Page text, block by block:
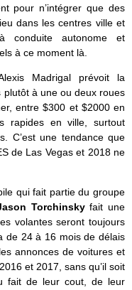
pour n’intégrer que des
dans les centres ville et
conduite autonome et
à ce moment là.
Madrigal prévoit la
plutôt à une ou deux roues
entre $300 et $2000 en
rapides en ville, surtout
C’est une tendance que
de Las Vegas et 2018 ne
qui fait partie du groupe
Torchinskyfait une
volantes seront toujours
de 24 à 16 mois de délais
annonces de voitures et
et 2017, sans qu’il soit
fait de leur cout, de leur